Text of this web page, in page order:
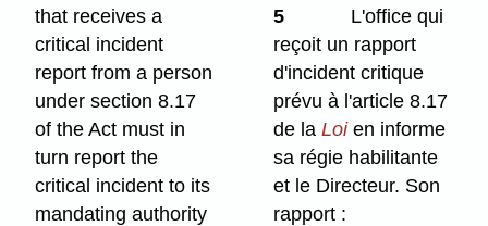
that receives a
critical incident
report from a person
under section 8.17
of the Act must in
turn report the
critical incident to its
mandating authority
5
L'office qui
reçoit un rapport
d'incident critique
prévu à l'article 8.17
de laLoien informe
sa régie habilitante
et le Directeur. Son
rapport :